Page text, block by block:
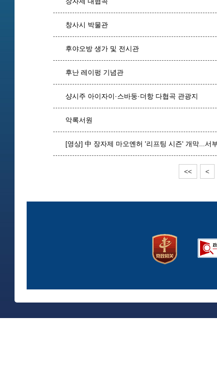
창사시 박물관
후야오방 생가 및 전시관
후난 레이펑 기념관
샹시주 아이자이·스바둥·더항 다협곡 관광지
악록서원
[영상] 中 장자제 마오옌허 '리프팅 시즌' 개막...서
<< <